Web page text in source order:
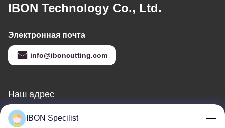
IBON Technology Co., Ltd.
Электронная почта
info@iboncutting.com
Наш адрес
Адрес
IBON Specilist